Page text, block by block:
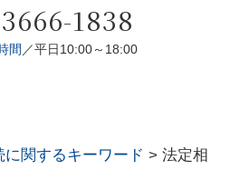
1838
間 ／平日10:00～18:00
に関するキーワード > 法定相